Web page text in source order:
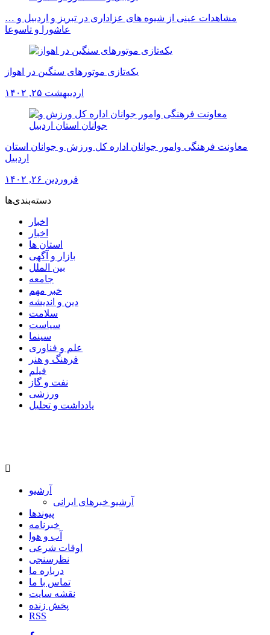
مشاهدات عینی از شیوه های عزاداری در تبریز و اردبیل و …
عاشورا و تاسوعا
یکه‌تازی موتورهای سنگین در اهواز
اردیبهشت ۲۵, ۱۴۰۲
معاونت فرهنگی وامور جوانان اداره کل ورزش و جوانان استان
اردبیل
فروردین ۲۶, ۱۴۰۲
دسته‌بندی‌ها
اخبار
اخبار
استان ها
بازار و آگهی
بین الملل
جامعه
خبر مهم
دین و اندیشه
سلامت
سیاست
سینما
علم و فناوری
فرهنگ و هنر
فیلم
نفت و گاز
ورزشی
یادداشت و تحلیل
آرشیو
آرشیو خبرهای ایرانی
پیوندها
خبرنامه
آب و هوا
اوقات شرعی
نظرسنجی
درباره ما
تماس با ما
نقشه سایت
پخش زنده
RSS